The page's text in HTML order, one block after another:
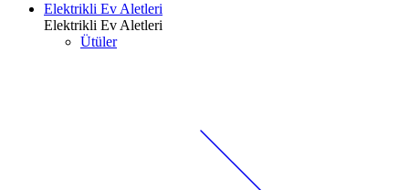
Elektrikli Ev Aletleri
Elektrikli Ev Aletleri
Ütüler